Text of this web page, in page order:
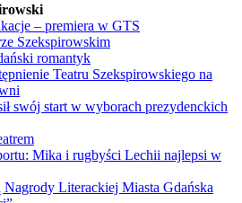
– premiera w GTS
Szekspirowskim
romantyk
Teatru Szekspirowskiego na
swój start w wyborach prezydenckich
Mika i rugbyści Lechii najlepsi w
Nagrody Literackiej Miasta Gdańska